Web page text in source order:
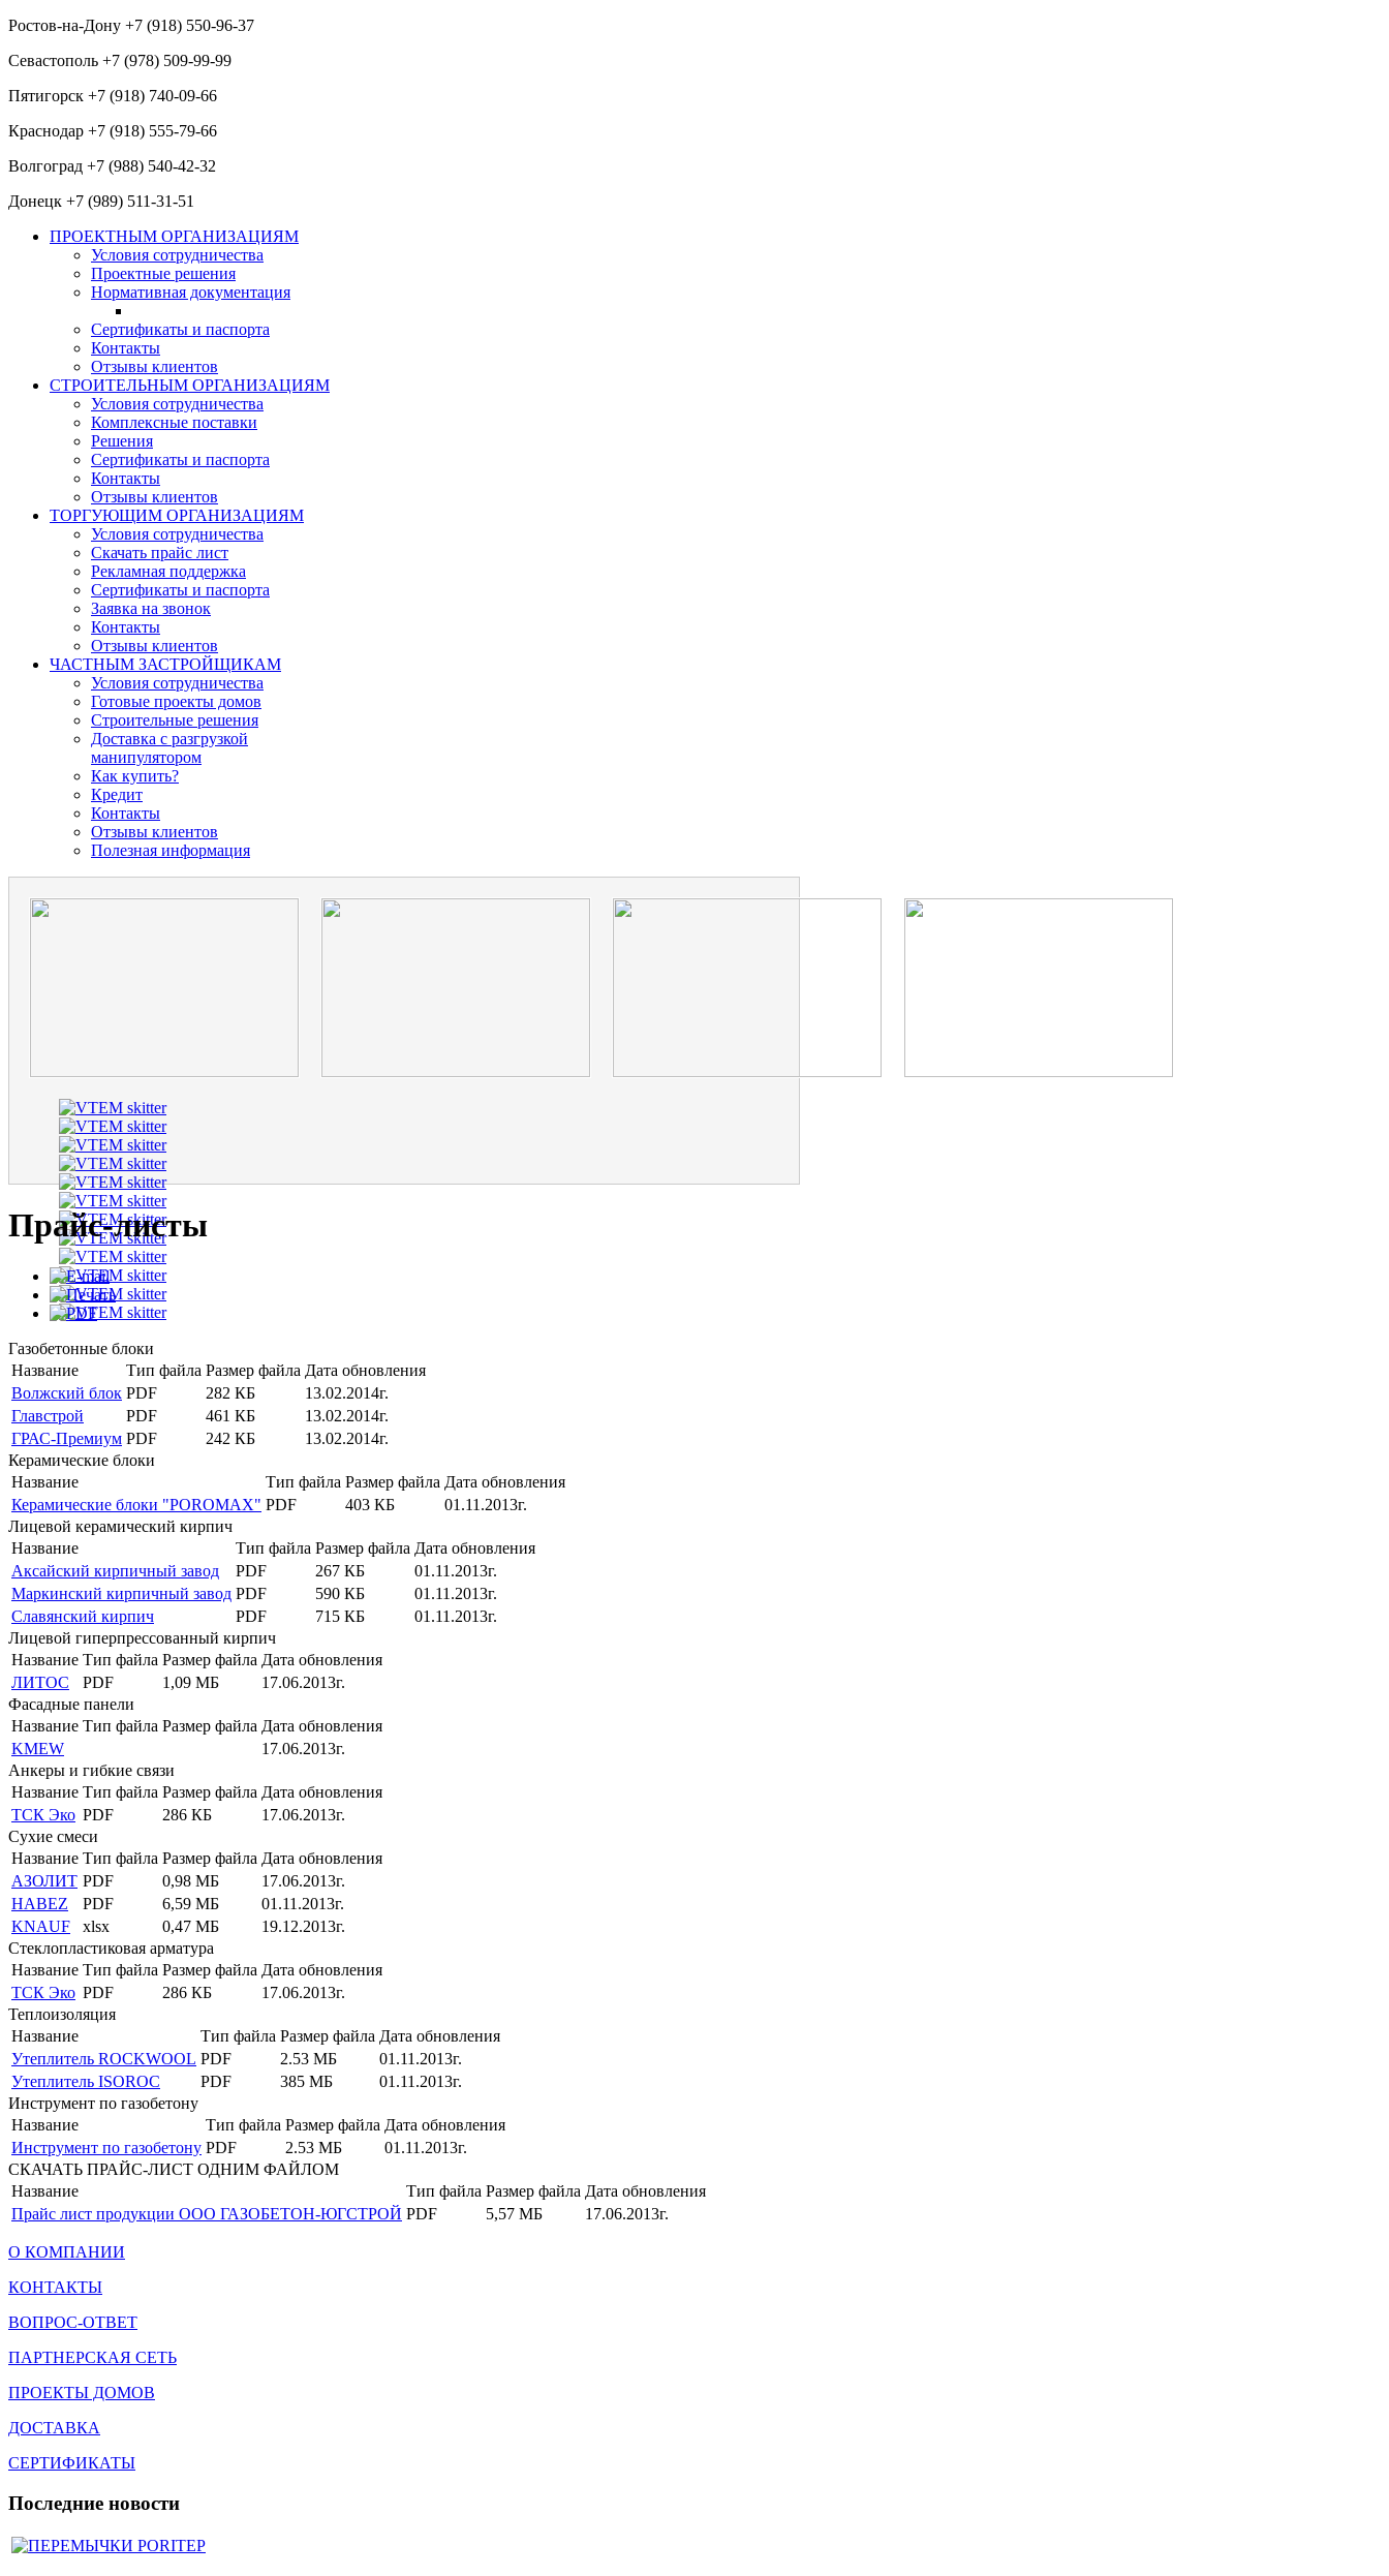
Ростов-на-Дону +7 (918) 550-96-37
Севастополь +7 (978) 509-99-99
Пятигорск +7 (918) 740-09-66
Краснодар +7 (918) 555-79-66
Волгоград +7 (988) 540-42-32
Донецк +7 (989) 511-31-51
ПРОЕКТНЫМ ОРГАНИЗАЦИЯМ
Условия сотрудничества
Проектные решения
Нормативная документация
Сертификаты и паспорта
Контакты
Отзывы клиентов
СТРОИТЕЛЬНЫМ ОРГАНИЗАЦИЯМ
Условия сотрудничества
Комплексные поставки
Решения
Сертификаты и паспорта
Контакты
Отзывы клиентов
ТОРГУЮЩИМ ОРГАНИЗАЦИЯМ
Условия сотрудничества
Скачать прайс лист
Рекламная поддержка
Сертификаты и паспорта
Заявка на звонок
Контакты
Отзывы клиентов
ЧАСТНЫМ ЗАСТРОЙЩИКАМ
Условия сотрудничества
Готовые проекты домов
Строительные решения
Доставка с разгрузкой
манипулятором
Как купить?
Кредит
Контакты
Отзывы клиентов
Полезная информация
Прайс-листы
Газобетонные блоки
Название
Тип файла Размер файла Дата обновления
Волжский блок PDF 282 КБ
13.02.2014г.
Главстрой
PDF 461 КБ
13.02.2014г.
ГРАС-Премиум PDF 242 КБ
13.02.2014г.
Керамические блоки
Название
Тип файла Размер файла Дата обновления
Керамические блоки "POROMAX" PDF 403 КБ
01.11.2013г.
Лицевой керамический кирпич
Название
Тип файла Размер файла Дата обновления
Аксайский кирпичный завод
PDF 267 КБ
01.11.2013г.
Маркинский кирпичный завод PDF 590 КБ
01.11.2013г.
Славянский кирпич
PDF 715 КБ
01.11.2013г.
Лицевой гиперпрессованный кирпич
Название Тип файла Размер файла Дата обновления
ЛИТОС
PDF 1,09 МБ
17.06.2013г.
Фасадные панели
Название Тип файла Размер файла Дата обновления
KMEW
17.06.2013г.
Анкеры и гибкие связи
Название Тип файла Размер файла Дата обновления
ТСК Эко PDF 286 КБ
17.06.2013г.
Сухие смеси
Название Тип файла Размер файла Дата обновления
АЗОЛИТ PDF 0,98 МБ
17.06.2013г.
HABEZ
PDF 6,59 МБ
01.11.2013г.
KNAUF
xlsx 0,47 МБ
19.12.2013г.
Стеклопластиковая арматура
Название Тип файла Размер файла Дата обновления
ТСК Эко PDF 286 КБ
17.06.2013г.
Теплоизоляция
Название
Тип файла Размер файла Дата обновления
Утеплитель ROCKWOOL PDF 2.53 МБ
01.11.2013г.
Утеплитель ISOROC
PDF 385 МБ
01.11.2013г.
Инструмент по газобетону
Название
Тип файла Размер файла Дата обновления
Инструмент по газобетону PDF 2.53 МБ
01.11.2013г.
СКАЧАТЬ ПРАЙС-ЛИСТ ОДНИМ ФАЙЛОМ
Название
Тип файла Размер файла Дата обновления
Прайс лист продукции ООО ГАЗОБЕТОН-ЮГСТРОЙ PDF 5,57 МБ 17.06.2013г.
О КОМПАНИИ
КОНТАКТЫ
ВОПРОС-ОТВЕТ
ПАРТНЕРСКАЯ СЕТЬ
ПРОЕКТЫ ДОМОВ
ДОСТАВКА
СЕРТИФИКАТЫ
Последние новости